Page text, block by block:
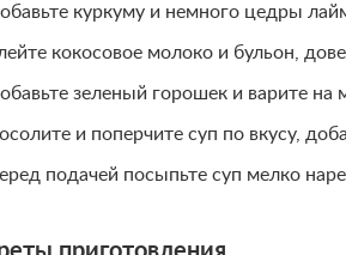
куркуму и немного цедры
кокосовое молоко и бульон,
зеленый горошек и варите на
и поперчите суп по вкусу,
подачей посыпьте суп мелко